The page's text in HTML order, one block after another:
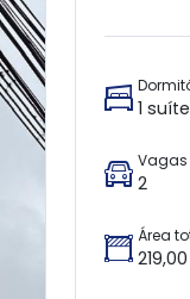
1
Vagas
2
Área